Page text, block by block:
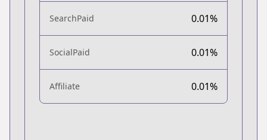
SearchPaid 0.01%
SocialPaid 0.01%
Affiliate 0.01%